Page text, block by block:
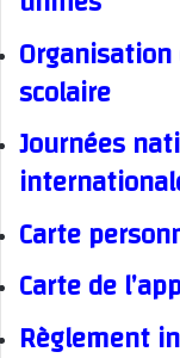
scolaire
Journées
Carte
Carte de
Règlement